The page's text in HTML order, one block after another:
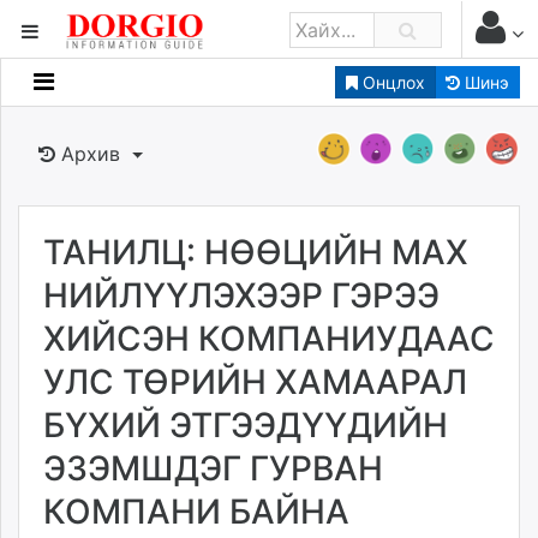
Онцлох Шинэ
Мэдээллийн
Банк санхүү
Бизнес ААН
Төрийн
Нийслэлийн
dorgio.mn
Gogo.mn
news.mn
zindaa.mn
Baabar.mn
tovch.mn
Архив
ТАНИЛЦ: НӨӨЦИЙН МАХ
НИЙЛҮҮЛЭХЭЭР ГЭРЭЭ
ХИЙСЭН КОМПАНИУДААС
УЛС ТӨРИЙН ХАМААРАЛ
БҮХИЙ ЭТГЭЭДҮҮДИЙН
ЭЗЭМШДЭГ ГУРВАН
КОМПАНИ БАЙНА